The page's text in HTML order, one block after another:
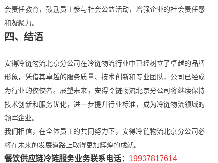
会责任教育，鼓励员工参与社会公益活动，增强企业的社会责任感
和凝聚力。
四、结语
安得冷链物流北京分公司在冷链物流行业中已经树立了卓越的品牌
形象，凭借其卓越的服务质量、技术创新和专业团队，公司已经成
为行业的佼佼者。展望未来，安得冷链物流北京分公司将继续保持
技术创新和服务优化，进一步提升行业标准，成为冷链物流领域的
领军企业。
我们相信，在全体员工的共同努力下，安得冷链物流北京分公司必
将在未来的发展道路上取得更加辉煌的成就。
餐饮供应链冷链服务业务联系电话： 19937817614